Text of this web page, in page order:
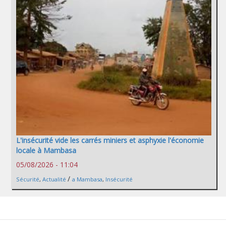
L'insécurité vide les carrés miniers et asphyxie l'économie
locale à Mambasa
05/08/2026 - 11:04
Sécurité, Actualité / a Mambasa, Insécurité